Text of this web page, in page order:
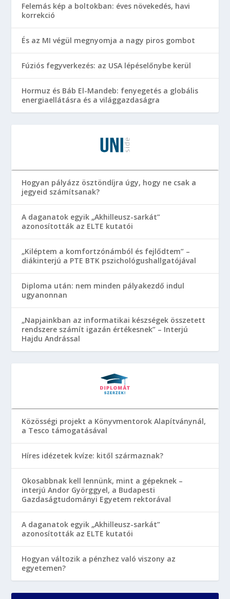
Felemás kép a boltokban: éves növekedés, havi
korrekció
És az MI végül megnyomja a nagy piros gombot
Fúziós fegyverkezés: az USA lépéselőnybe kerül
Hormuz és Báb El-Mandeb: fenyegetés a globális
energiaellátásra és a világgazdaságra
Hogyan pályázz ösztöndíjra úgy, hogy ne csak a
jegyeid számítsanak?
A daganatok egyik „Akhilleusz-sarkát”
azonosították az ELTE kutatói
„Kiléptem a komfortzónámból és fejlődtem” –
diákinterjú a PTE BTK pszichológushallgatójával
Diploma után: nem minden pályakezdő indul
ugyanonnan
„Napjainkban az informatikai készségek összetett
rendszere számít igazán értékesnek” – Interjú
Hajdu Andrással
Közösségi projekt a Könyvmentorok Alapítványnál,
a Tesco támogatásával
Híres idézetek kvíze: kitől származnak?
Okosabbnak kell lennünk, mint a gépeknek –
interjú Andor Györggyel, a Budapesti
Gazdaságtudományi Egyetem rektorával
A daganatok egyik „Akhilleusz-sarkát”
azonosították az ELTE kutatói
Hogyan változik a pénzhez való viszony az
egyetemen?